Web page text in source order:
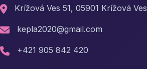
Krížová Ves 51, 05901 Krížová Ves
kepla2020@gmail.com
+421 905 842 420